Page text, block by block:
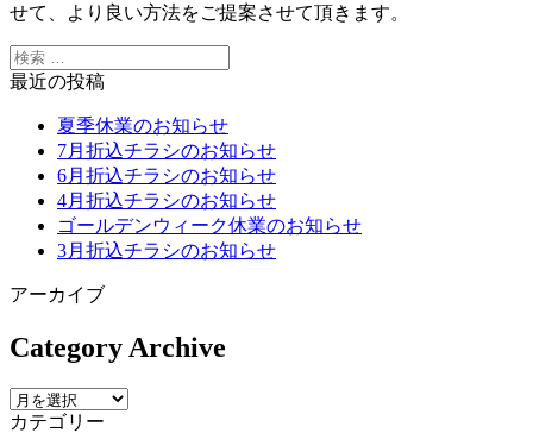
せて、より良い方法をご提案させて頂きます。
最近の投稿
夏季休業のお知らせ
7月折込チラシのお知らせ
6月折込チラシのお知らせ
4月折込チラシのお知らせ
ゴールデンウィーク休業のお知らせ
3月折込チラシのお知らせ
アーカイブ
Category Archive
カテゴリー